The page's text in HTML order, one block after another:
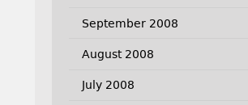
September 2008
August 2008
July 2008